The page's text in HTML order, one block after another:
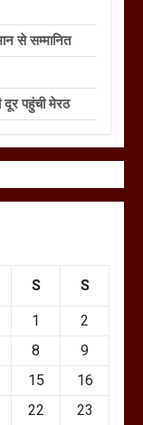
से सम्मानित
दूर पहुंची मेरठ
S S
1
2
8
9
15
16
22
23